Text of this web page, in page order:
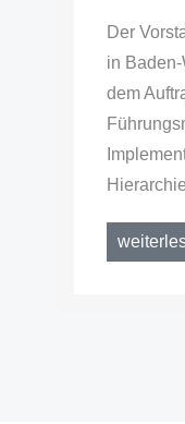
Der
in
dem